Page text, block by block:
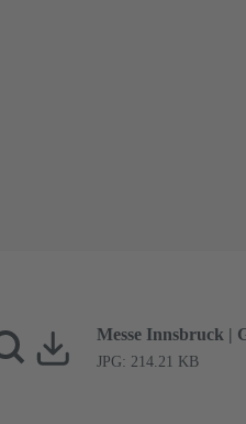
Messe Innsbruck |
JPG: 214.21 KB